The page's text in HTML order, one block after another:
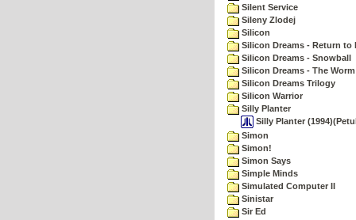
Silent Service
Sileny Zlodej
Silicon
Silicon Dreams - Return to
Silicon Dreams - Snowball
Silicon Dreams - The
Silicon Dreams Trilogy
Silicon Warrior
Silly Planter
Silly Planter
Simon
Simon!
Simon Says
Simple Minds
Simulated Computer II
Sinistar
Sir Ed